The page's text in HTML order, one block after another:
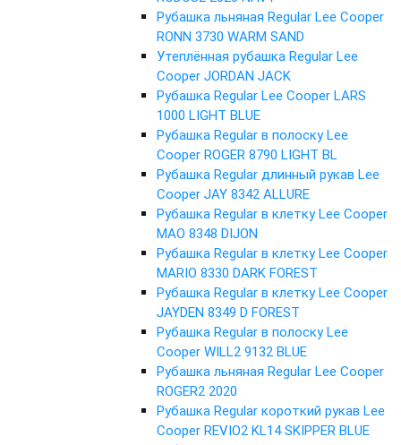
Рубашка льняная Regular Lee Cooper
RONN 3730 WARM SAND
Утеплённая рубашка Regular Lee
Cooper JORDAN JACK
Рубашка Regular Lee Cooper LARS
1000 LIGHT BLUE
Рубашка Regular в полоску Lee
Cooper ROGER 8790 LIGHT BL
Рубашка Regular длинный рукав Lee
Cooper JAY 8342 ALLURE
Рубашка Regular в клетку Lee Cooper
MAO 8348 DIJON
Рубашка Regular в клетку Lee Cooper
MARIO 8330 DARK FOREST
Рубашка Regular в клетку Lee Cooper
JAYDEN 8349 D FOREST
Рубашка Regular в полоску Lee
Cooper WILL2 9132 BLUE
Рубашка льняная Regular Lee Cooper
ROGER2 2020
Рубашка Regular короткий рукав Lee
Cooper REVIO2 KL14 SKIPPER BLUE